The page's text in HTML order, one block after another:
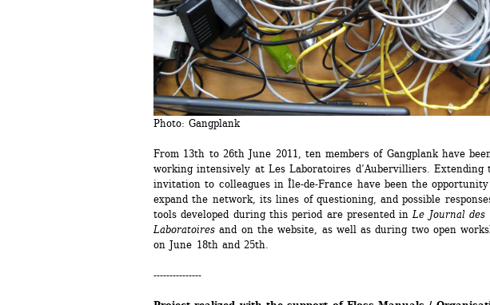
Photo: Gangplank
From 13th to 26th June 2011, ten members of Gangplank have
working intensively at Les Laboratoires d’Aubervilliers. Extending
invitation to colleagues in Île-de-France have been the
expand the network, its lines of questioning, and possible
tools developed during this period are presented in Le Journal des
Laboratoires and on the website, as well as during two open
on June 18th and 25th.
---------------